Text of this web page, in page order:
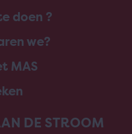
doen ?
we?
MAS
DE STROOM